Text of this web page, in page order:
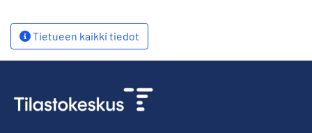
Tietueen kaikki tiedot